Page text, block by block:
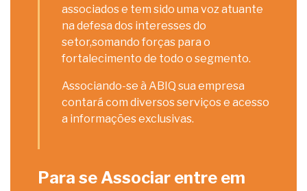
associados e tem sido uma voz atuante
na defesa dos interesses do
setor,somando forças para o
fortalecimento de todo o segmento.
Associando-se à ABIQ sua empresa
contará com diversos serviços e acesso
a informações exclusivas.
Para se Associar entre em